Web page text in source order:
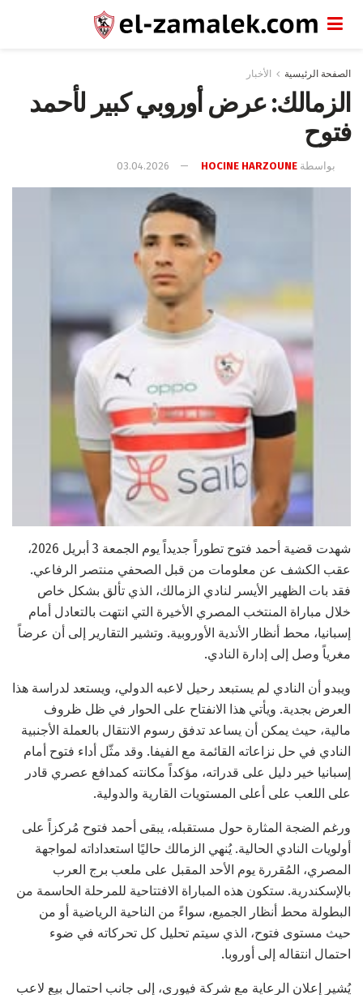
الصفحة الرئيسية الأخبار
الزمالك: عرض أوروبي كبير لأحمد
فتوح
بواسطة HOCINE HARZOUNE
03.04.2026
شهدت قضية أحمد فتوح تطوراً جديداً يوم الجمعة 3 أبريل 2026،
عقب الكشف عن معلومات من قبل الصحفي منتصر الرفاعي.
فقد بات الظهير الأيسر لنادي الزمالك، الذي تألق بشكل خاص
خلال مباراة المنتخب المصري الأخيرة التي انتهت بالتعادل أمام
إسبانيا، محط أنظار الأندية الأوروبية. وتشير التقارير إلى أن عرضاً
مغرياً وصل إلى إدارة النادي.
ويبدو أن النادي لم يستبعد رحيل لاعبه الدولي، ويستعد لدراسة هذا
العرض بجدية. ويأتي هذا الانفتاح على الحوار في ظل ظروف
مالية، حيث يمكن أن يساعد تدفق رسوم الانتقال بالعملة الأجنبية
النادي في حل نزاعاته القائمة مع الفيفا. وقد مثّل أداء فتوح أمام
إسبانيا خير دليل على قدراته، مؤكداً مكانته كمدافع عصري قادر
على اللعب على أعلى المستويات القارية والدولية.
ورغم الضجة المثارة حول مستقبله، يبقى أحمد فتوح مُركزاً على
أولويات النادي الحالية. يُنهي الزمالك حاليًا استعداداته لمواجهة
المصري، المُقررة يوم الأحد المقبل على ملعب برج العرب
بالإسكندرية. ستكون هذه المباراة الافتتاحية للمرحلة الحاسمة من
البطولة محط أنظار الجميع، سواءً من الناحية الرياضية أو من
حيث مستوى فتوح، الذي سيتم تحليل كل تحركاته في ضوء
احتمال انتقاله إلى أوروبا.
يُشير إعلان الرعاية مع شركة فيوري، إلى جانب احتمال بيع لاعب